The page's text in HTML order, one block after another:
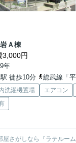
Ａ棟
3,000円
年
徒歩10分
総武線「
洗濯機置場 エアコン
屋さがしなら『ラテルー